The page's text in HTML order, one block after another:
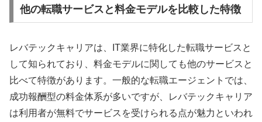
他の転職サービスと料金モデルを比較した特徴
レバテックキャリアは、IT業界に特化した転職サービスと
して知られており、料金モデルに関しても他のサービスと
比べて特徴があります。一般的な転職エージェントでは、
成功報酬型の料金体系が多いですが、レバテックキャリア
は利用者が無料でサービスを受けられる点が魅力といわれ